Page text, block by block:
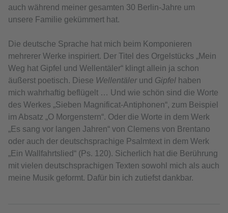
auch während meiner gesamten 30 Berlin-Jahre um
unsere Familie gekümmert hat.
Die deutsche Sprache hat mich beim Komponieren
mehrerer Werke inspiriert. Der Titel des Orgelstücks „Mein
Weg hat Gipfel und Wellentäler“ klingt allein ja schon
äußerst poetisch. Diese Wellentäler und Gipfel haben
mich wahrhaftig beflügelt … Und wie schön sind die Worte
des Werkes „Sieben Magnificat-Antiphonen“, zum Beispiel
im Absatz „O Morgenstern“. Oder die Worte in dem Werk
„Es sang vor langen Jahren“ von Clemens von Brentano
oder auch der deutschsprachige Psalmtext in dem Werk
„Ein Wallfahrtslied“ (Ps. 120). Sicherlich hat die Berührung
mit vielen deutschsprachigen Texten sowohl mich als auch
meine Musik geformt. Dafür bin ich zutiefst dankbar.